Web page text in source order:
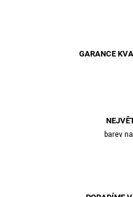
GARANCE
barev